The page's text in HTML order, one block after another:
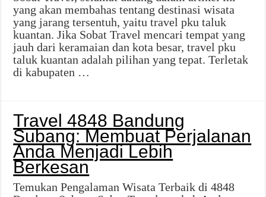
yang akan membahas tentang destinasi wisata
yang jarang tersentuh, yaitu travel pku taluk
kuantan. Jika Sobat Travel mencari tempat yang
jauh dari keramaian dan kota besar, travel pku
taluk kuantan adalah pilihan yang tepat. Terletak
di kabupaten …
Travel 4848 Bandung
Subang: Membuat Perjalanan
Anda Menjadi Lebih
Berkesan
Temukan Pengalaman Wisata Terbaik di 4848